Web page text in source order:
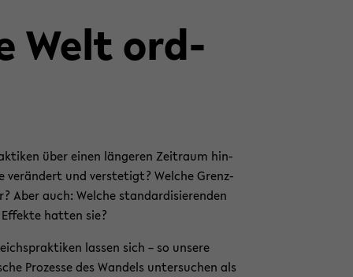
SPRA­
Welt ord­
über einen län­ge­ren Zeit­raum hin­
ver­än­dert und ver­ste­tigt? Wel­che Grenz­
Aber auch: Wel­che stan­dar­di­sie­ren­den
hat­ten sie?
las­sen sich – so un­se­re
Pro­zes­se des Wan­dels un­ter­su­chen als